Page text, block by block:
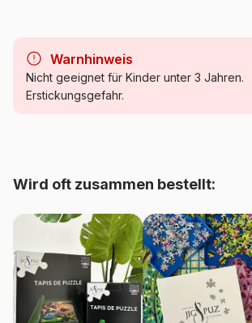
Kategorie Puzzle - Kunst
Artikelnummer Magnolia-
EAN
Teileanzahl 1023 Teile
Warnhinweis
Nicht geeignet für Kinder unter 3 Jahren.
Erstickungsgefahr.
Wird oft zusammen bestellt: